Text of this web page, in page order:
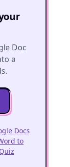
Doc
a
Docs
to